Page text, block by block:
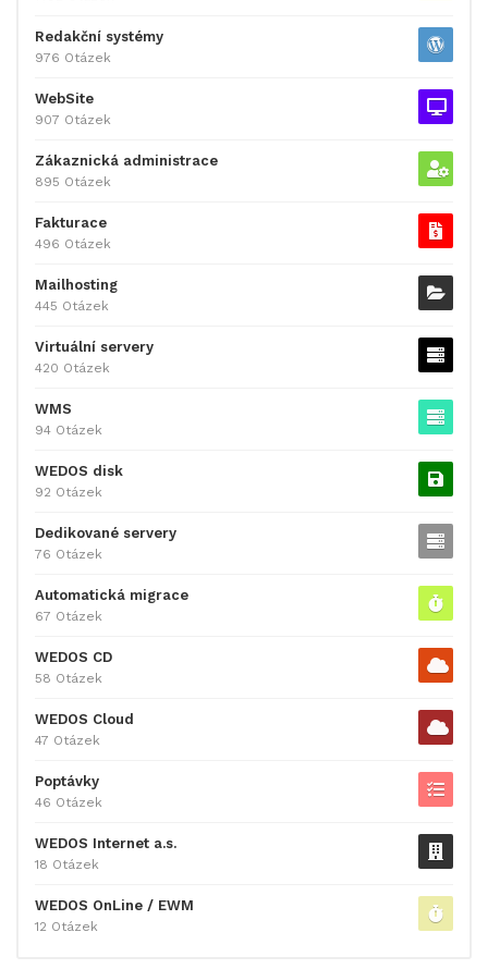
Redakční systémy
976 Otázek
WebSite
907 Otázek
Zákaznická administrace
895 Otázek
Fakturace
496 Otázek
Mailhosting
445 Otázek
Virtuální servery
420 Otázek
WMS
94 Otázek
WEDOS disk
92 Otázek
Dedikované servery
76 Otázek
Automatická migrace
67 Otázek
WEDOS CD
58 Otázek
WEDOS Cloud
47 Otázek
Poptávky
46 Otázek
WEDOS Internet a.s.
18 Otázek
WEDOS OnLine / EWM
12 Otázek